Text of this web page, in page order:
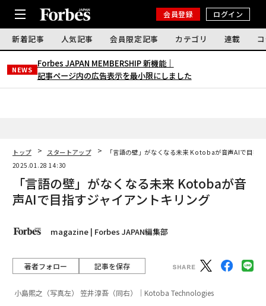
会員登録 ログイン
新着記事 人気記事 会員限定記事 カテゴリ 連載
NEWS
Forbes JAPAN MEMBERSHIP 新機能｜
記事ページ内の広告表示を最小限にしました
トップ スタートアップ
「言語の壁」がなくなる未来 Kotobaが音声AIで目指
2025.01.28 14:30
「言語の壁」がなくなる未来 Kotobaが音
声AIで目指すジャイアントキリング
magazine | Forbes JAPAN編集部
著者フォロー 記事を保存
小島熙之（写真左） 笠井淳吾（同右）｜Kotoba Technologies